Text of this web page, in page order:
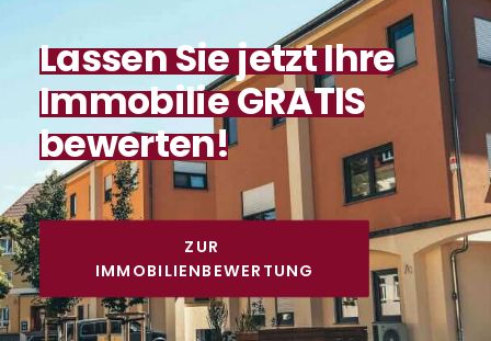
LassenSiejetztIhre
ImmobilieGRATIS
bewerten!
ZUR
IMMOBILIENBEWERTUNG